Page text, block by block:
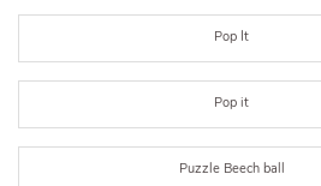
Pop It
Pop it
Puzzle Beech ball